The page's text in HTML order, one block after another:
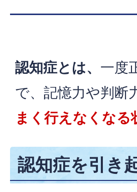
認知症とは、 一度
で、記憶力や判断
まく行えなくなる
認知症を引き